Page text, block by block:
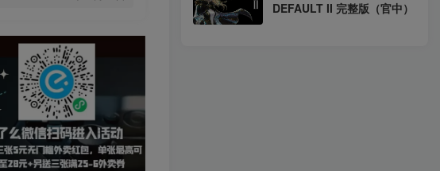
DEFAULT II 完整版（官中）